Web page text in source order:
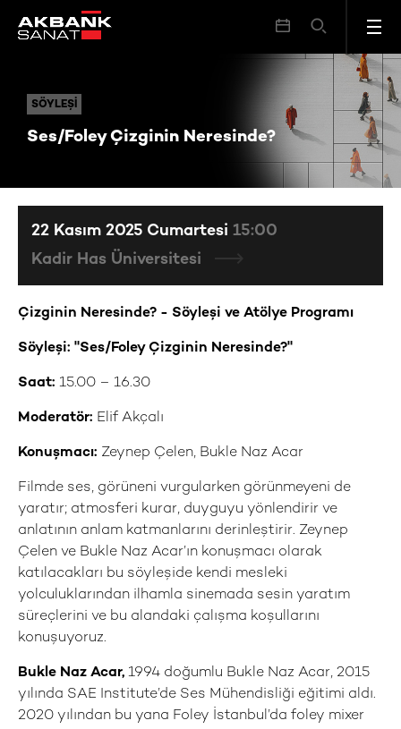
SÖYLEŞI
Ses/Foley Çizginin Neresinde?
SÖYLEŞI Ses/Foley Çizginin Neresinde?
Çizginin Neresinde? - Söyleşi ve Atölye Programı
Söyleşi: "Ses/Foley Çizginin Neresinde?"
Saat: 15.00 – 16.30
Moderatör: Elif Akçalı
Konuşmacı: Zeynep Çelen, Bukle Naz Acar
Filmde ses, görüneni vurgularken görünmeyeni de
yaratır; atmosferi kurar, duyguyu yönlendirir ve
anlatının anlam katmanlarını derinleştirir. Zeynep
Çelen ve Bukle Naz Acar’ın konuşmacı olarak
katılacakları bu söyleşide kendi mesleki
yolculuklarından ilhamla sinemada sesin yaratım
süreçlerini ve bu alandaki çalışma koşullarını
konuşuyoruz.
Bukle Naz Acar, 1994 doğumlu Bukle Naz Acar, 2015
yılında SAE Institute’de Ses Mühendisliği eğitimi aldı.
2020 yılından bu yana Foley İstanbul’da foley mixer
22 Kasım 2025 Cumartesi 15:00
Kadir Has Üniversitesi